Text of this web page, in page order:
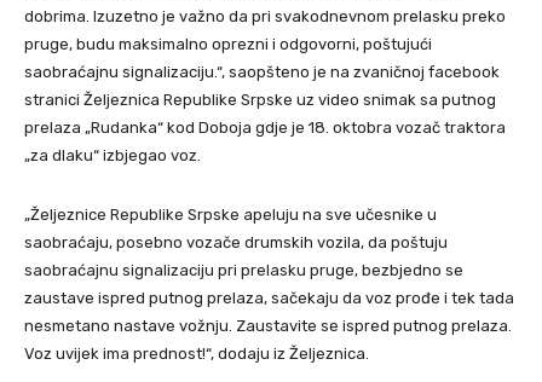
dobrima. Izuzetno je važno da pri svakodnevnom prelasku preko
pruge, budu maksimalno oprezni i odgovorni, poštujući
saobraćajnu signalizaciju.“, saopšteno je na zvaničnoj facebook
stranici Željeznica Republike Srpske uz video snimak sa putnog
prelaza „Rudanka“ kod Doboja gdje je 18. oktobra vozač traktora
„za dlaku“ izbjegao voz.
„Željeznice Republike Srpske apeluju na sve učesnike u
saobraćaju, posebno vozače drumskih vozila, da poštuju
saobraćajnu signalizaciju pri prelasku pruge, bezbjedno se
zaustave ispred putnog prelaza, sačekaju da voz prođe i tek tada
nesmetano nastave vožnju. Zaustavite se ispred putnog prelaza.
Voz uvijek ima prednost!“, dodaju iz Željeznica.